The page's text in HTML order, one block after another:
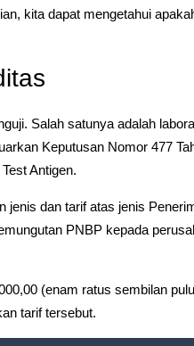
kita dapat mengetahui
Salah satunya adalah
Keputusan Nomor 477
Antigen.
jenis dan tarif atas jenis
PNBP kepada
(enam ratus sembilan
tarif tersebut.